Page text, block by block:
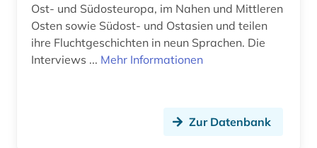
gha-nikā (1)
giovanni francesco (1)
Ost- und Südosteuropa, im Nahen und Mittleren
Osten sowie Südost- und Ostasien und teilen
ihre Fluchtgeschichten in neun Sprachen. Die
Interviews ... Mehr Informationen
Zur Datenbank